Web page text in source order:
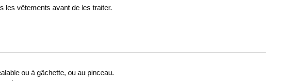
les vêtements avant de les traiter.
ou à gâchette, ou au pinceau.